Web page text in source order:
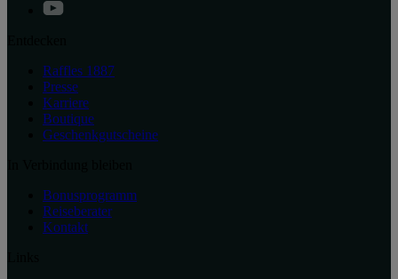
Raffles 1887
Presse
Karriere
Boutique
Geschenkgutscheine
Bonusprogramm
Reiseberater
Kontakt